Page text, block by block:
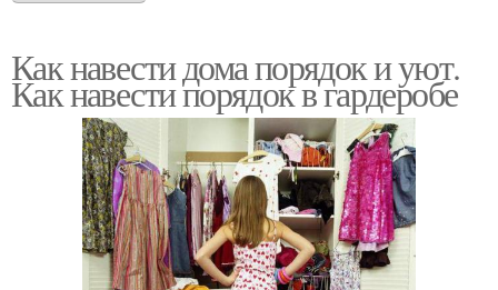
Как навести дома порядок и уют.
Как навести порядок в гардеробе